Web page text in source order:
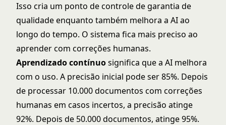
Isso cria um ponto de controle de garantia de
qualidade enquanto também melhora a AI ao
longo do tempo. O sistema fica mais preciso ao
aprender com correções humanas.
Aprendizado contínuosignifica que a AI melhora
com o uso. A precisão inicial pode ser 85%. Depois
de processar 10.000 documentos com correções
humanas em casos incertos, a precisão atinge
92%. Depois de 50.000 documentos, atinge 95%.